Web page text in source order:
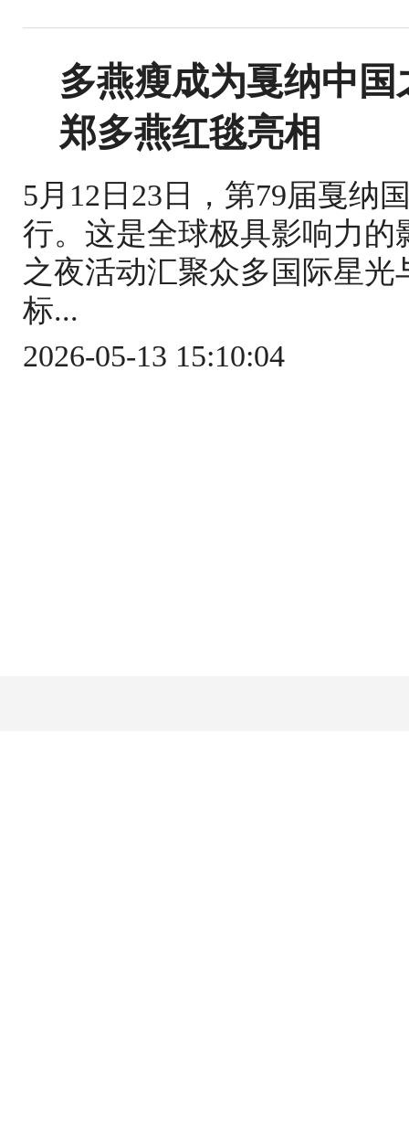
多燕瘦成为戛纳中
郑多燕红毯亮相
5月12日23日，第79届戛纳
行。这是全球极具影响力
之夜活动汇聚众多国际星
标...
2026-05-13 15:10:04